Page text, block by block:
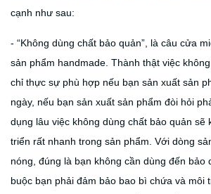
cạnh như sau:
- “Không dùng chất bảo quản”, là câu cửa
sản phẩm handmade. Thành thật việc
chỉ thực sự phù hợp nếu bạn sản xuất sản
ngày, nếu bạn sản xuất sản phẩm đòi hỏi
dụng lâu việc không dùng chất bảo quản sẽ
triển rất nhanh trong sản phẩm. Với dòng
nóng, đúng là bạn không cần dùng đến bảo
buộc bạn phải đảm bảo bao bì chứa và môi